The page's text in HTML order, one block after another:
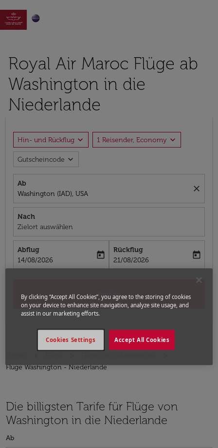

Royal Air Maroc Flüge ab
Washington in die
Niederlande
Hin- und Rückflug expand_more 1 Reisender, Economy expand_more
Gutscheincode expand_more
Ab
Washington (IAD), USA
close
Nach
Zielort auswählen
Abflug
fc-booking-departure-date-aria-label
14/08/2026
today
Rückflug
fc-booking-return-date-aria-label
21/08/2026
today
Suchen
Flüge Washington - Niederlande
Die billigsten Tarife für Flüge von
Washington in die Niederlande
Ab
By clicking “Accept All Cookies”, you agree to the storing of cookies
on your device to enhance site navigation, analyze site usage, and
assist in our marketing efforts.
Accept All Cookies
Cookies Settings